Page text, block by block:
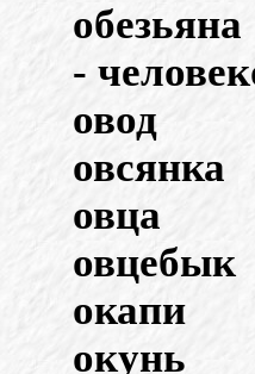
обезьяна
-
овод
овсянка
овца
овцебык
окапи
окунь